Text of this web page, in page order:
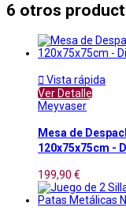
6 otros
 Vista rápida
Ver Detalle
Meyvaser
Mesa de
120x75x75cm -
199,90 €